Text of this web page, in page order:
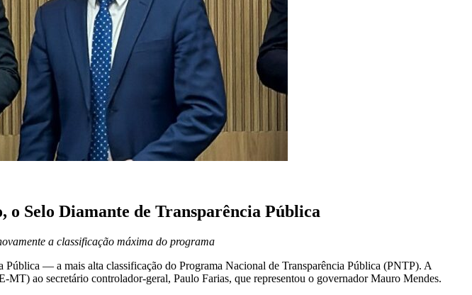
o Selo Diamante de Transparência Pública
a classificação máxima do programa
— a mais alta classificação do Programa Nacional de Transparência Pública (PNTP). A
ao secretário controlador-geral, Paulo Farias, que representou o governador Mauro Mendes.